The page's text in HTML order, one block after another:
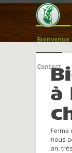
Bienvenue
Contact
à
Ferme
nous
an,